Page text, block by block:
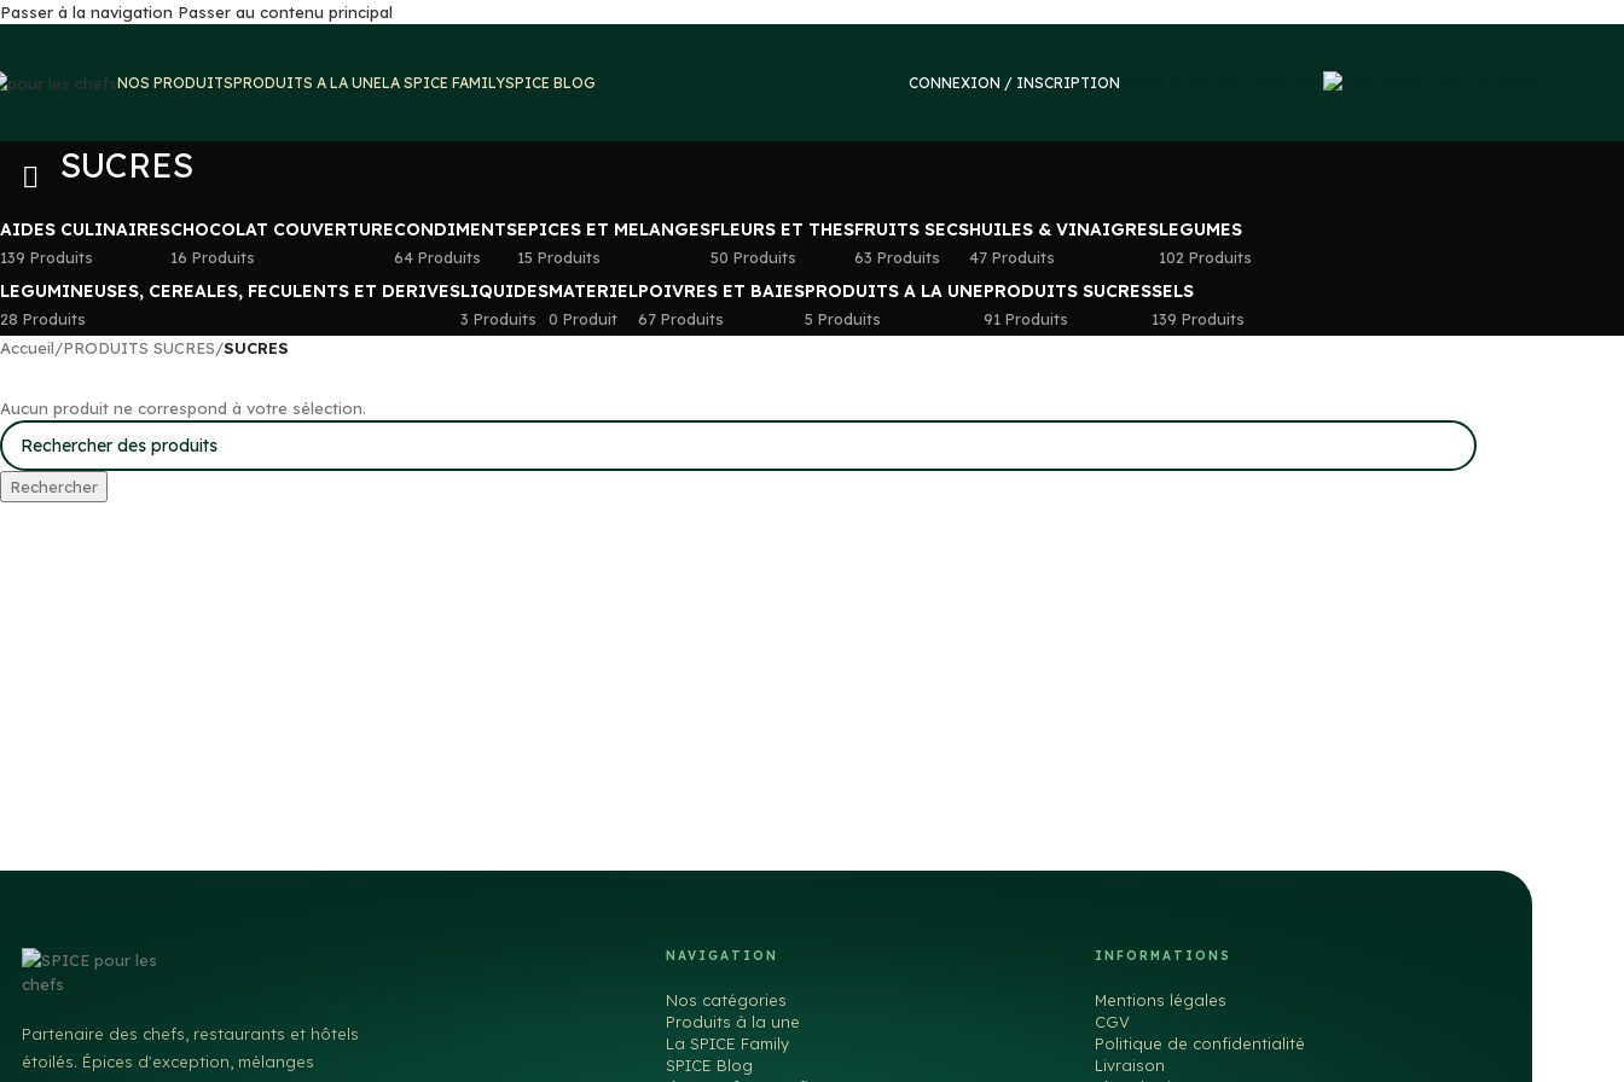
Passer à la navigation Passer au contenu principal
NOS PRODUITSPRODUITS A LA UNELA SPICE FAMILYSPICE BLOG CONNEXION / INSCRIPTION
SUCRES
AIDES CULINAIRES
139 Produits
CHOCOLAT COUVERTURE
16 Produits
CONDIMENTS
64 Produits
EPICES ET MELANGES
15 Produits
FLEURS ET THES
50 Produits
FRUITS SECS
63 Produits
HUILES & VINAIGRES
47 Produits
LEGUMES
102 Produits
LEGUMINEUSES, CEREALES, FECULENTS ET DERIVES
28 Produits
LIQUIDES
3 Produits
MATERIEL
0 Produit
POIVRES ET BAIES
67 Produits
PRODUITS A LA UNE
5 Produits
PRODUITS SUCRES
91 Produits
SELS
139 Produits
Accueil/PRODUITS SUCRES/SUCRES
Aucun produit ne correspond à votre sélection.
Rechercher
Partenaire des chefs, restaurants et hôtels
étoilés. Épices d'exception, mélanges
NAVIGATION
Nos catégories
Produits à la une
La SPICE Family
SPICE Blog
INFORMATIONS
Mentions légales
CGV
Politique de confidentialité
Livraison